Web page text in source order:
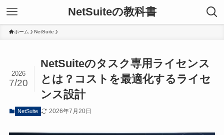
NetSuiteの教科書
ホーム NetSuite
NetSuiteのタスク専用ライセンス
とは？コストを最適化するライセ
ンス設計
2026
7/20
NetSuite 2026年7月20日